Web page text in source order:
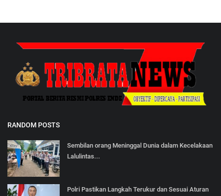
RANDOM POSTS
Sembilan orang Meninggal Dunia dalam Kecelakaan
Lalulintas...
Polri Pastikan Langkah Terukur dan Sesuai Aturan